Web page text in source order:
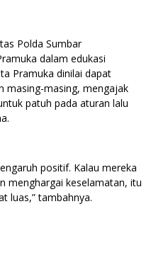
Polda Sumbar
dalam edukasi
Pramuka dinilai dapat
masing-masing, mengajak
patuh pada aturan lalu
positif. Kalau mereka
menghargai keselamatan, itu
luas,” tambahnya.